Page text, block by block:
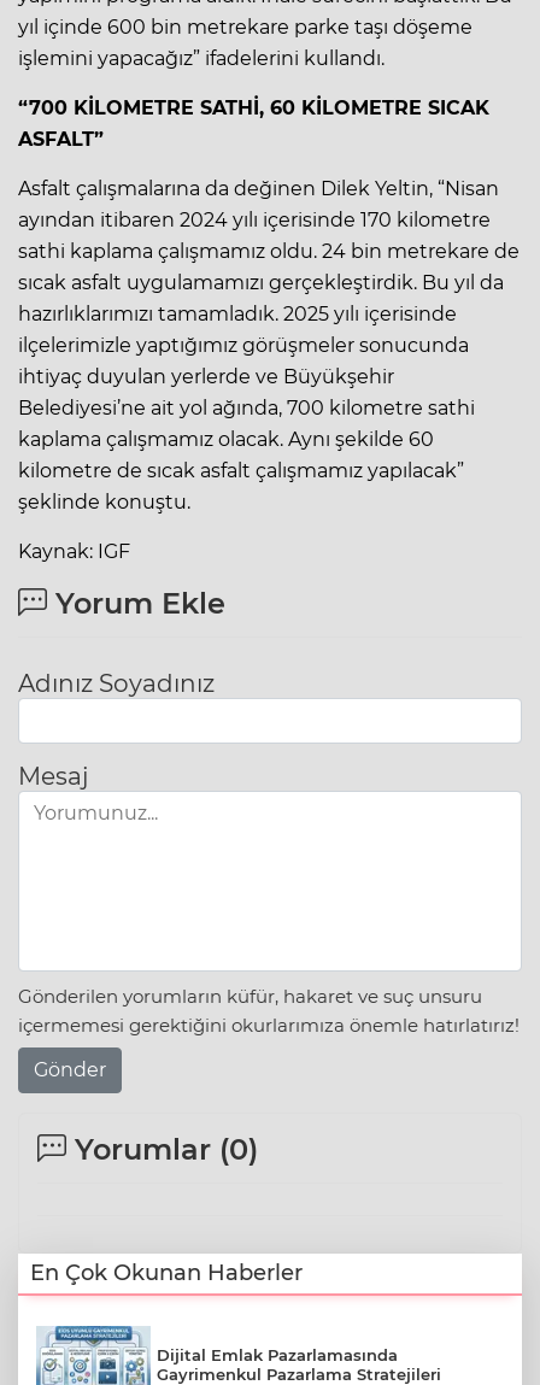
yıl içinde 600 bin metrekare parke taşı döşeme
işlemini yapacağız” ifadelerini kullandı.
“700 KİLOMETRE SATHİ, 60 KİLOMETRE SICAK
ASFALT”
Asfalt çalışmalarına da değinen Dilek Yeltin, “Nisan
ayından itibaren 2024 yılı içerisinde 170 kilometre
sathi kaplama çalışmamız oldu. 24 bin metrekare de
sıcak asfalt uygulamamızı gerçekleştirdik. Bu yıl da
hazırlıklarımızı tamamladık. 2025 yılı içerisinde
ilçelerimizle yaptığımız görüşmeler sonucunda
ihtiyaç duyulan yerlerde ve Büyükşehir
Belediyesi’ne ait yol ağında, 700 kilometre sathi
kaplama çalışmamız olacak. Aynı şekilde 60
kilometre de sıcak asfalt çalışmamız yapılacak”
şeklinde konuştu.
Kaynak: IGF
Yorum Ekle
Adınız Soyadınız
Mesaj
Gönderilen yorumların küfür, hakaret ve suç unsuru
içermemesi gerektiğini okurlarımıza önemle hatırlatırız!
Gönder
Yorumlar (0)
En Çok Okunan Haberler
Dijital Emlak Pazarlamasında
Gayrimenkul Pazarlama Stratejileri